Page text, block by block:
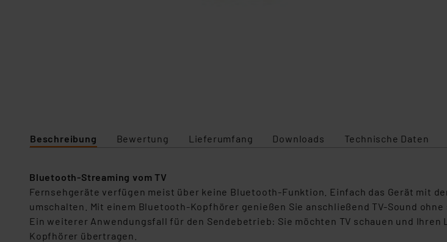
Beschreibung Bewertung Lieferumfang Downloads Technische Daten
Bluetooth-Streaming vom TV
Fernsehgeräte verfügen meist über keine Bluetooth-Funktion. Einfach das Gerät mit
umschalten. Mit einem Bluetooth-Kopfhörer genießen Sie anschließend TV-Sound
Ein weiterer Anwendungsfall für den Sendebetrieb: Sie möchten TV schauen und
Kopfhörer übertragen.